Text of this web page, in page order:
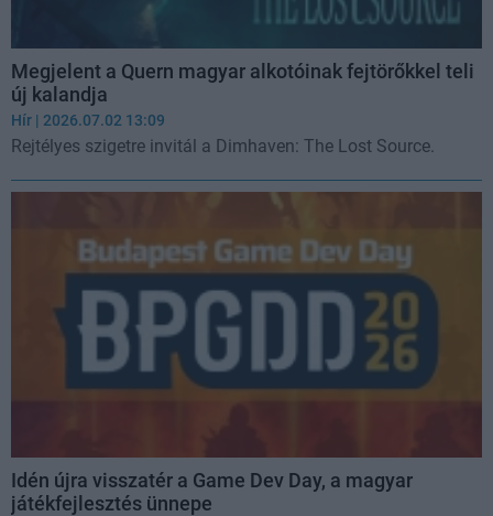
Megjelent a Quern magyar alkotóinak fejtörőkkel teli
új kalandja
Hír | 2026.07.02 13:09
Rejtélyes szigetre invitál a Dimhaven: The Lost Source.
Idén újra visszatér a Game Dev Day, a magyar
játékfejlesztés ünnepe